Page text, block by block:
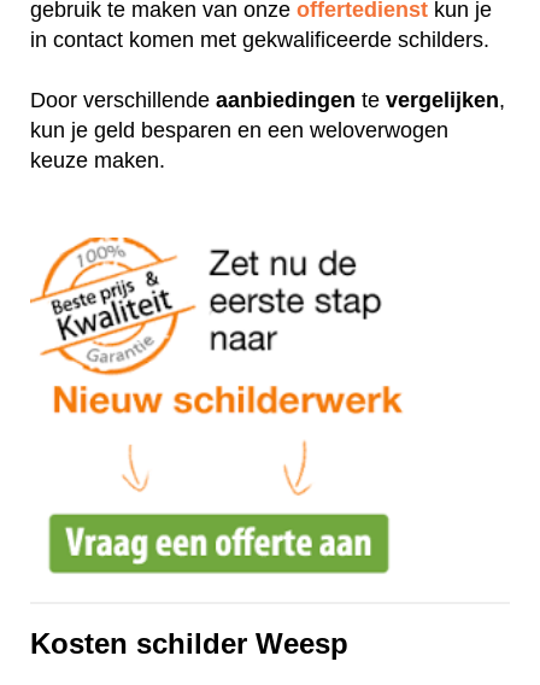
gebruik te maken van onze offertedienst kun je
in contact komen met gekwalificeerde schilders.
Door verschillende aanbiedingen te vergelijken,
kun je geld besparen en een weloverwogen
keuze maken.
Kosten schilder Weesp